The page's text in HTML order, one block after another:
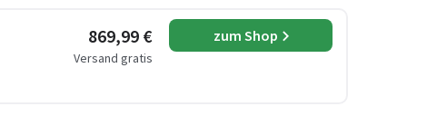
869,99 €
Versand gratis
zum Shop